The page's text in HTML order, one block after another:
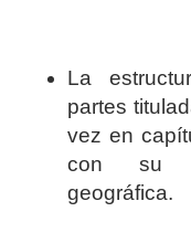
La
partes
vez en
con su
geográfica.